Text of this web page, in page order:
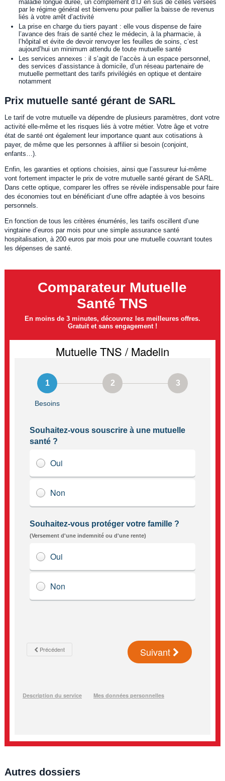
maladie longue durée, un complément d’IJ en sus de celles versées
par le régime général est bienvenu pour pallier la baisse de revenus
liés à votre arrêt d’activité
La prise en charge du tiers payant : elle vous dispense de faire
l’avance des frais de santé chez le médecin, à la pharmacie, à
l’hôpital et évite de devoir renvoyer les feuilles de soins, c’est
aujourd’hui un minimum attendu de toute mutuelle santé
Les services annexes : il s’agit de l’accès à un espace personnel,
des services d’assistance à domicile, d’un réseau partenaire de
mutuelle permettant des tarifs privilégiés en optique et dentaire
notamment
Prix mutuelle santé gérant de SARL
Le tarif de votre mutuelle va dépendre de plusieurs paramètres, dont votre
activité elle-même et les risques liés à votre métier. Votre âge et votre
état de santé ont également leur importance quant aux cotisations à
payer, de même que les personnes à affilier si besoin (conjoint,
enfants…).
Enfin, les garanties et options choisies, ainsi que l’assureur lui-même
vont fortement impacter le prix de votre mutuelle santé gérant de SARL.
Dans cette optique, comparer les offres se révèle indispensable pour faire
des économies tout en bénéficiant d’une offre adaptée à vos besoins
personnels.
En fonction de tous les critères énumérés, les tarifs oscillent d’une
vingtaine d’euros par mois pour une simple assurance santé
hospitalisation, à 200 euros par mois pour une mutuelle couvrant toutes
les dépenses de santé.
Comparateur Mutuelle
Santé TNS
En moins de 3 minutes, découvrez les meilleures offres.
Gratuit et sans engagement !
Autres dossiers